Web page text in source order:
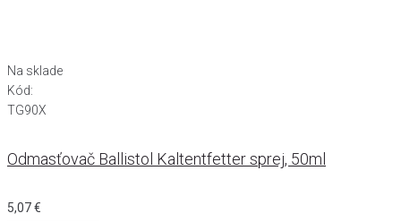
Na sklade
Kód:
TG90X
Odmasťovač Ballistol Kaltentfetter sprej, 50ml
5,07€